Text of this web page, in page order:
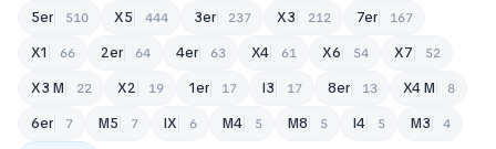
5er 510 X5 444 3er 237 X3 212 7er 167
X1 66 2er 64 4er 63 X4 61 X6 54 X7 52
X3 M 22 X2 19 1er 17 i3 17 8er 13 X4 M 8
6er 7 M5 7 iX 6 M4 5 M8 5 i4 5 M3 4